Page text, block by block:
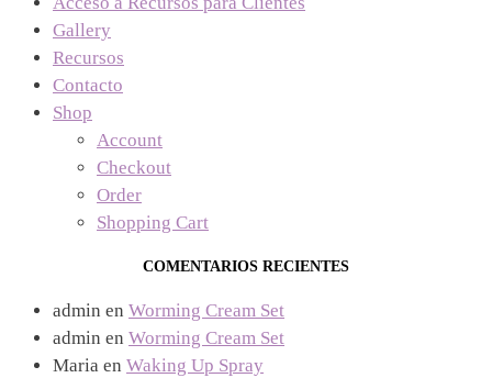
Gallery
Recursos
Contacto
Shop
Account
Checkout
Order
Shopping Cart
COMENTARIOS RECIENTES
admin en Worming Cream Set
admin en Worming Cream Set
Maria en Waking Up Spray